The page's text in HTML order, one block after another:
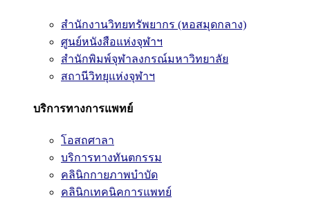
สำนักงานวิทยทรัพยากร (หอสมุดกลาง)
ศูนย์หนังสือแห่งจุฬาฯ
สำนักพิมพ์จุฬาลงกรณ์มหาวิทยาลัย
สถานีวิทยุแห่งจุฬาฯ
บริการทางการแพทย์
โอสถศาลา
บริการทางทันตกรรม
คลินิกกายภาพบำบัด
คลินิกเทคนิคการแพทย์